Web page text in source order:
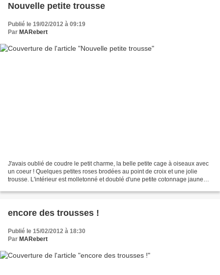
Nouvelle petite trousse
Publié le 19/02/2012 à 09:19
Par MARebert
J'avais oublié de coudre le petit charme, la belle petite cage à oiseaux avec
un coeur ! Quelques petites roses brodées au point de croix et une jolie
trousse. L'intérieur est molletonné et doublé d'une petite cotonnage jaune
encore des trousses !
Publié le 15/02/2012 à 18:30
Par MARebert